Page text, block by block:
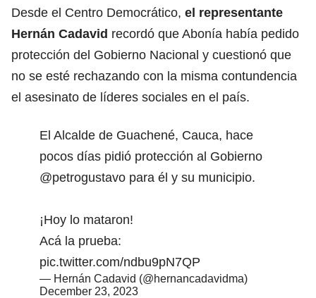
Desde el Centro Democrático, el representante
Hernán Cadavid recordó que Abonía había pedido
protección del Gobierno Nacional y cuestionó que
no se esté rechazando con la misma contundencia
el asesinato de líderes sociales en el país.
El Alcalde de Guachené, Cauca, hace
pocos días pidió protección al Gobierno
@petrogustavo para él y su municipio.
¡Hoy lo mataron!
Acá la prueba:
pic.twitter.com/ndbu9pN7QP
— Hernán Cadavid (@hernancadavidma)
December 23, 2023